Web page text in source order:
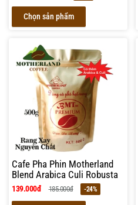
Chọn sản phẩm
Cafe Pha Phin Motherland
Blend Arabica Culi Robusta
139.000đ 185.000đ -24%